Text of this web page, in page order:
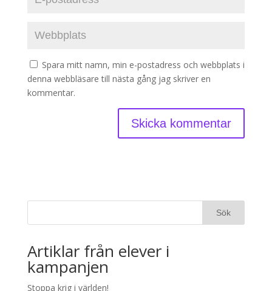
Spara mitt namn, min e-postadress och webbplats i
denna webbläsare till nästa gång jag skriver en
kommentar.
Artiklar från elever i
kampanjen
Stoppa krig i världen!